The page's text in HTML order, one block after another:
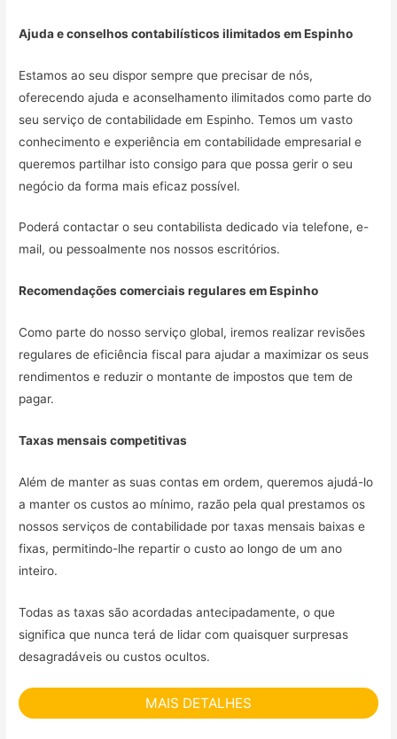
Ajuda e conselhos contabilísticos ilimitados emEspinho
Estamos ao seu dispor sempre que precisar de nós,
oferecendo ajuda e aconselhamento ilimitados como parte do
seu serviço de contabilidade em Espinho. Temos um vasto
conhecimento e experiência em contabilidade empresarial e
queremos partilhar isto consigo para que possa gerir o seu
negócio da forma mais eficaz possível.
Poderá contactar o seu contabilista dedicado via telefone, e-
mail, ou pessoalmente nos nossos escritórios.
Recomendações comerciais regulares emEspinho
Como parte do nosso serviço global, iremos realizar revisões
regulares de eficiência fiscal para ajudar a maximizar os seus
rendimentos e reduzir o montante de impostos que tem de
pagar.
Taxas mensais competitivas
Além de manter as suas contas em ordem, queremos ajudá-lo
a manter os custos ao mínimo, razão pela qual prestamos os
nossos serviços de contabilidade por taxas mensais baixas e
fixas, permitindo-lhe repartir o custo ao longo de um ano
inteiro.
Todas as taxas são acordadas antecipadamente, o que
significa que nunca terá de lidar com quaisquer surpresas
desagradáveis ou custos ocultos.
MAIS DETALHES